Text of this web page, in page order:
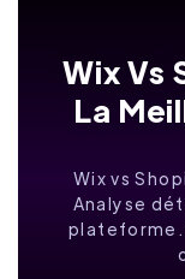
Wix Vs
La
Wix vs
Analyse
plateforme.